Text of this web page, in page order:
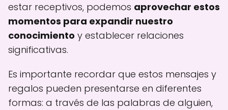
estar receptivos, podemos aprovechar estos
momentos para expandir nuestro
conocimiento y establecer relaciones
significativas.
Es importante recordar que estos mensajes y
regalos pueden presentarse en diferentes
formas: a través de las palabras de alguien,